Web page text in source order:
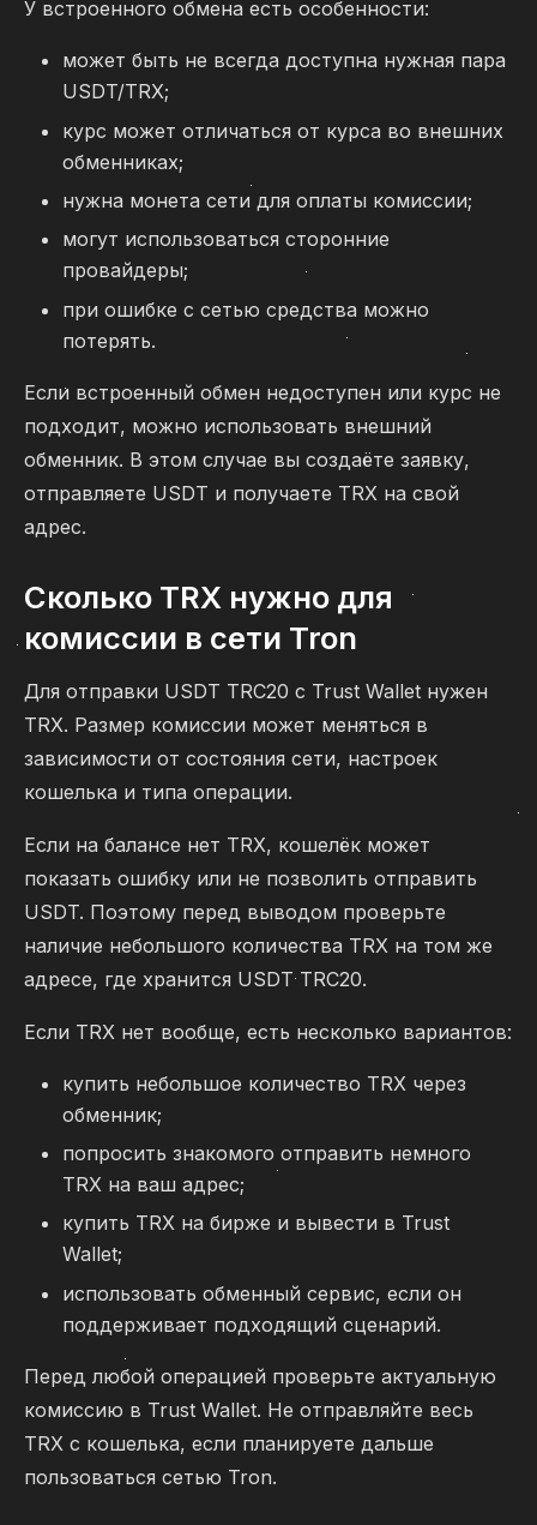
У встроенного обмена есть особенности:
может быть не всегда доступна нужная пара
USDT/TRX;
курс может отличаться от курса во внешних
обменниках;
нужна монета сети для оплаты комиссии;
могут использоваться сторонние
провайдеры;
при ошибке с сетью средства можно
потерять.
Если встроенный обмен недоступен или курс не
подходит, можно использовать внешний
обменник. В этом случае вы создаёте заявку,
отправляете USDT и получаете TRX на свой
адрес.
Сколько TRX нужно для
комиссии в сети Tron
Для отправки USDT TRC20 с Trust Wallet нужен
TRX. Размер комиссии может меняться в
зависимости от состояния сети, настроек
кошелька и типа операции.
Если на балансе нет TRX, кошелёк может
показать ошибку или не позволить отправить
USDT. Поэтому перед выводом проверьте
наличие небольшого количества TRX на том же
адресе, где хранится USDT TRC20.
Если TRX нет вообще, есть несколько вариантов:
купить небольшое количество TRX через
обменник;
попросить знакомого отправить немного
TRX на ваш адрес;
купить TRX на бирже и вывести в Trust
Wallet;
использовать обменный сервис, если он
поддерживает подходящий сценарий.
Перед любой операцией проверьте актуальную
комиссию в Trust Wallet. Не отправляйте весь
TRX с кошелька, если планируете дальше
пользоваться сетью Tron.